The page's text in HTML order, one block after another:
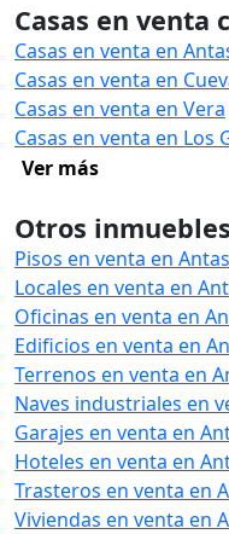
Casas en venta
Casas en venta en
Casas en venta en
Casas en venta en Vera
Casas en venta en Los
Ver más
Otros
Pisos en venta en Antas
Locales en venta en
Oficinas en venta en
Edificios en venta en
Terrenos en venta en
Naves industriales en
Garajes en venta en
Hoteles en venta en
Trasteros en venta en
Viviendas en venta en